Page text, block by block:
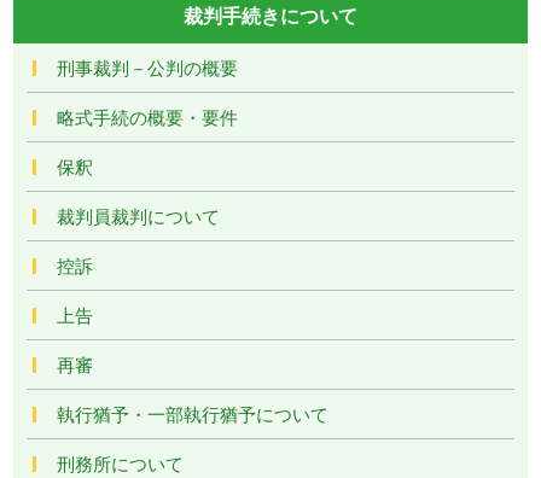
裁判手続きについて
刑事裁判－公判の概要
略式手続の概要・要件
保釈
裁判員裁判について
控訴
上告
再審
執行猶予・一部執行猶予について
刑務所について